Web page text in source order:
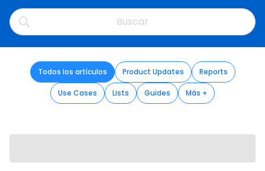
Todos los artículos Product Updates Reports
Use Cases Lists Guides Más +